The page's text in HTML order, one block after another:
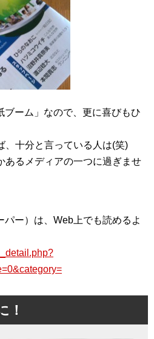
ブーム」なので、更に喜びもひ
、十分と言っている人は(笑)
あるメディアの一つに過ぎませ
パー）は、Web上でも読めるよ
！